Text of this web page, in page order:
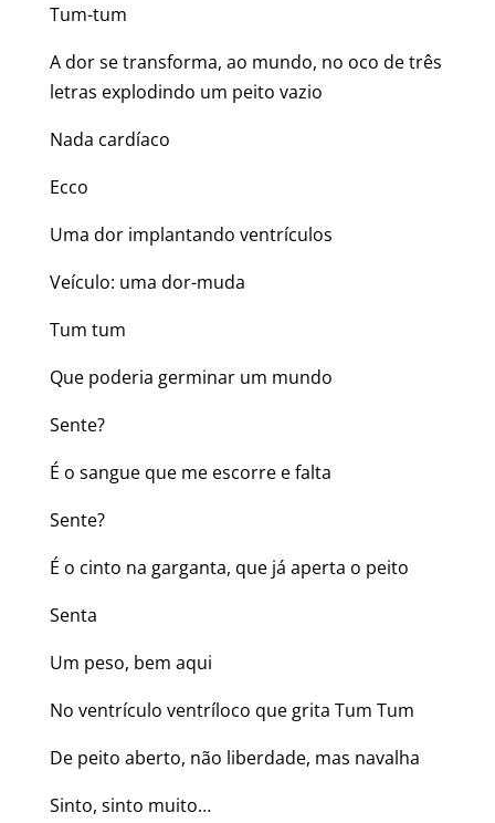
Tum-tum
A dor se transforma, ao mundo, no oco de três
letras explodindo um peito vazio
Nada cardíaco
Ecco
Uma dor implantando ventrículos
Veículo: uma dor-muda
Tum tum
Que poderia germinar um mundo
Sente?
É o sangue que me escorre e falta
Sente?
É o cinto na garganta, que já aperta o peito
Senta
Um peso, bem aqui
No ventrículo ventríloco que grita Tum Tum
De peito aberto, não liberdade, mas navalha
Sinto, sinto muito…